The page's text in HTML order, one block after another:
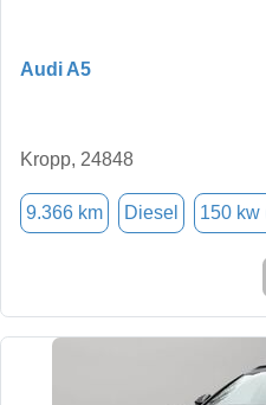
Audi A5
Kropp, 24848
9.366 km Diesel 150 kw